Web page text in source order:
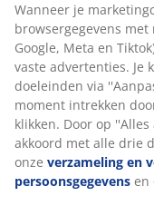
Wanneer je
browsergegevens
Google, Meta en
vaste advertenties. Je
doeleinden via
moment intrekken
klikken. Door op
akkoord met alle drie
onze verzameling en
persoonsgegevens en